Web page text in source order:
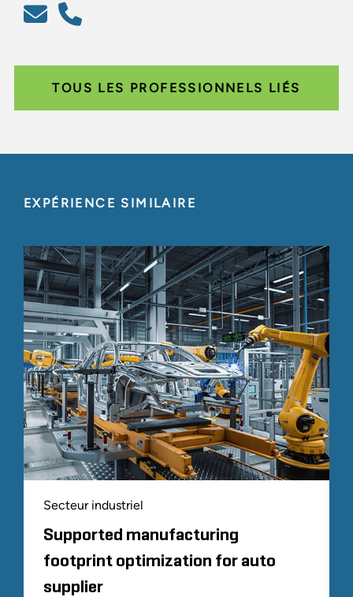
TOUS LES PROFESSIONNELS LIÉS
EXPÉRIENCE SIMILAIRE
Secteur industriel
Supported manufacturing
footprint optimization for auto
supplier